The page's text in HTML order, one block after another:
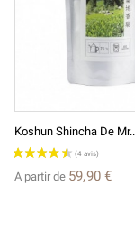
Koshun Shincha De
A partir de 59,90 €